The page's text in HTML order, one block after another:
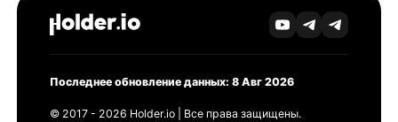
Последнее обновление данных: 8 Авг 2026
© 2017 - 2026 Holder.io | Все права защищены.